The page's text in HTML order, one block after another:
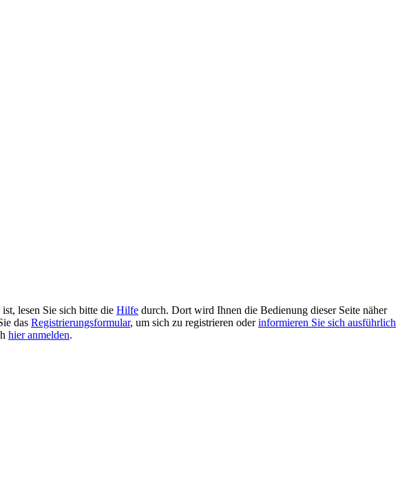
lesen Sie sich bitte die Hilfe durch. Dort wird Ihnen die Bedienung dieser Seite näher
das Registrierungsformular, um sich zu registrieren oderinformieren Sie sich ausführlich
hier anmelden.